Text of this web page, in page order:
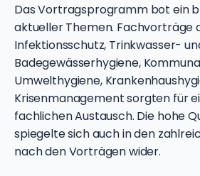
Das Vortragsprogramm bot ein
aktueller Themen. Fachvorträge
Infektionsschutz, Trinkwasser-
Badegewässerhygiene,
Umwelthygiene,
Krisenmanagement sorgten für
fachlichen Austausch. Die hohe
spiegelte sich auch in den
nach den Vorträgen wider.